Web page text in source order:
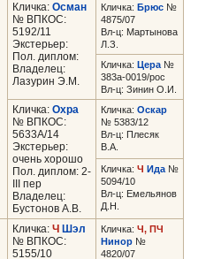
Кличка: Осман
№ ВПКОС:
5192/11
Экстерьер:
Пол. диплом:
Владелец:
Лазурин Э.М.
Кличка: Брюс №
4875/07
Вл-ц: Мартынова
Л.З.
Кличка: Цера №
383а-0019/рос
Вл-ц: Зинин О.И.
Кличка: Охра
№ ВПКОС:
5633А/14
Экстерьер:
очень хорошо
Пол. диплом: 2-
III пер
Владелец:
Бустонов А.В.
Кличка: Оскар
№ 5383/12
Вл-ц: Плесяк
В.А.
Кличка: Ч Ида №
5094/10
Вл-ц: Емельянов
Д.Н.
Кличка: Ч Шэл
№ ВПКОС:
5155/10
Кличка: Ч, ПЧ
Нинор №
4820/07